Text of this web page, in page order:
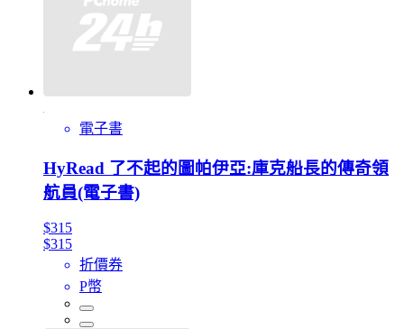
電子書
HyRead 了不起的圖帕伊亞:庫克船長的傳奇領
航員(電子書)
$315
$315
折價券
P幣